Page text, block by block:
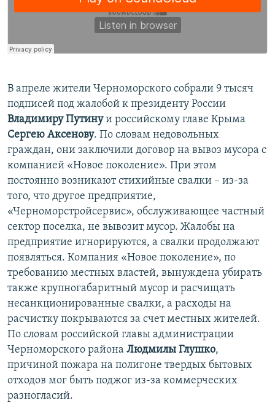
В апреле жители Черноморского собрали 9 тысяч
подписей под жалобой к президенту России
Владимиру Путинуи российскому главе Крыма
Сергею Аксенову. По словам недовольных
граждан, они заключили договор на вывоз мусора с
компанией «Новое поколение». При этом
постоянно возникают стихийные свалки – из-за
того, что другое предприятие,
«Черноморстройсервис», обслуживающее частный
сектор поселка, не вывозит мусор. Жалобы на
предприятие игнорируются, а свалки продолжают
появляться. Компания «Новое поколение», по
требованию местных властей, вынуждена убирать
также крупногабаритный мусор и расчищать
несанкционированные свалки, а расходы на
расчистку покрываются за счет местных жителей.
По словам российской главы администрации
Черноморского района Людмилы Глушко,
причиной пожара на полигоне твердых бытовых
отходов мог быть поджог из-за коммерческих
разногласий.